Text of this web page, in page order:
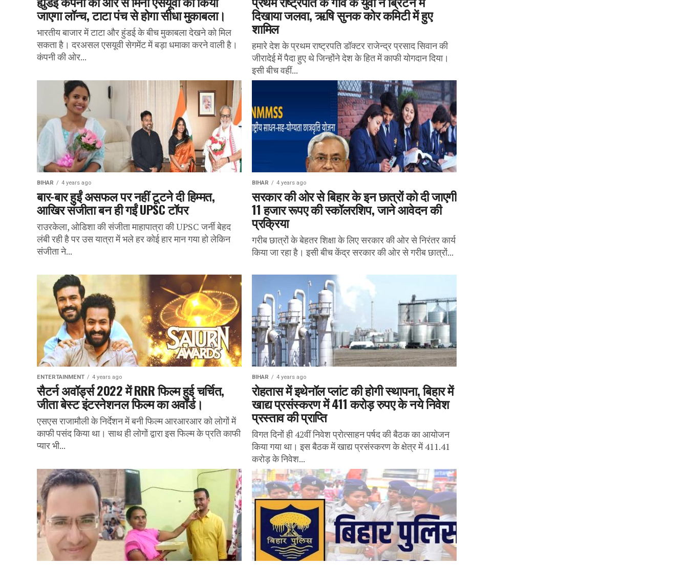
जाएगा लॉन्च, टाटा पंच से होगा सीधा मुकाबला।
भारतीय बाजार में टाटा और हुंडई के बीच मुकाबला देखने को मिल
सकता है। दरअसल एसयूवी सेगमेंट में बड़ा धमाका करने वाली है।
कंपनी की ओर...
दिखाया जलवा, ऋषि सुनक कोर कमिटी में हुए
शामिल
हमारे देश के प्रथम राष्ट्रपति डॉक्टर राजेन्द्र प्रसाद सिवान की
जीरादेई में पैदा हुए थे जिन्होंने देश के हित में काफी योगदान दिया।
इसी बीच वहीं...
BIHAR 4 years ago
बार-बार हुईं असफल पर नहीं टूटने दी हिम्मत,
आखिर संजीता बन ही गईं UPSC टॉपर
राउरकेला, ओडिशा की संजीता माहापात्रा की UPSC जर्नी बेहद
लंबी रही है पर उस यात्रा में भले हर कोई हार मान गया हो लेकिन
संजीता ने...
BIHAR 4 years ago
सरकार की ओर से बिहार के इन छात्रों को दी जाएगी
11 हजार रूपए की स्कॉलरशिप, जाने आवेदन की
प्रक्रिया
गरीब छात्रों के बेहतर शिक्षा के लिए सरकार की ओर से निरंतर कार्य
किया जा रहा है। इसी बीच केंद्र सरकार की ओर से गरीब छात्रों...
ENTERTAINMENT 4 years ago
सैटर्न अवॉर्ड्स 2022 में RRR फिल्म हुई चर्चित,
जीता बेस्ट इंटरनेशनल फिल्म का अवॉर्ड।
एसएस राजामौली के निर्देशन में बनी फिल्म आरआरआर को लोगों में
काफी पसंद किया था। साथ ही लोगों द्वारा इस फिल्म के प्रति काफी
प्यार भी...
BIHAR 4 years ago
रोहतास में इथेनॉल प्लांट की होगी स्थापना, बिहार में
खाद्य प्रसंस्करण में 411 करोड़ रुपए के नये निवेश
प्रस्ताव की प्राप्ति
विगत दिनों ही 42वीं निवेश प्रोत्साहन पर्षद की बैठक का आयोजन
किया गया था। इस बैठक में खाद्य प्रसंस्करण के क्षेत्र में 411.41
करोड़ के निवेश...